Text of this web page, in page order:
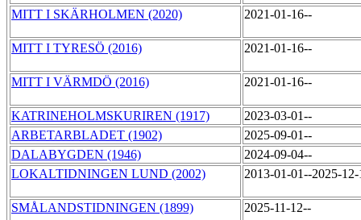
MITT I SKÄRHOLMEN (2020) 2021-01-16--
MITT I TYRESÖ (2016) 2021-01-16--
MITT I VÄRMDÖ (2016) 2021-01-16--
KATRINEHOLMSKURIREN (1917)
2023-03-01--
ARBETARBLADET (1902)
2025-09-01--
DALABYGDEN (1946)
2024-09-04--
LOKALTIDNINGEN LUND (2002)
2013-01-01--2025-
SMÅLANDSTIDNINGEN (1899) 2025-11-12--